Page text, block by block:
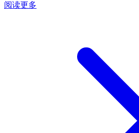
阅读更多